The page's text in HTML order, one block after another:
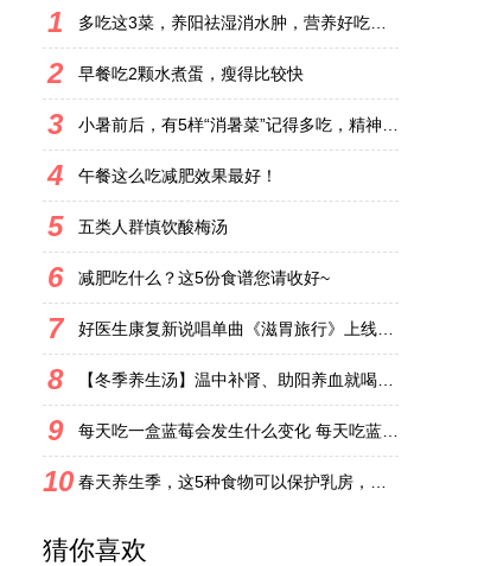
1
2 早餐吃2颗水煮蛋，瘦得比较快
3
4 午餐这么吃减肥效果最好！
5 五类人群慎饮酸梅汤
6 减肥吃什么？这5份食谱您请收好~
7
8
9
10
猜你喜欢